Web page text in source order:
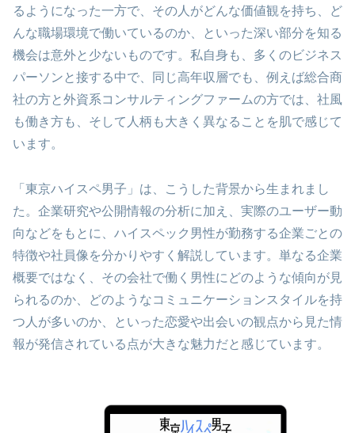
るようになった一方で、その人がどんな価値観を持ち、ど
んな職場環境で働いているのか、といった深い部分を知る
機会は意外と少ないものです。私自身も、多くのビジネス
パーソンと接する中で、同じ高年収層でも、例えば総合商
社の方と外資系コンサルティングファームの方では、社風
も働き方も、そして人柄も大きく異なることを肌で感じて
います。
「東京ハイスペ男子」は、こうした背景から生まれまし
た。企業研究や公開情報の分析に加え、実際のユーザー動
向などをもとに、ハイスペック男性が勤務する企業ごとの
特徴や社員像を分かりやすく解説しています。単なる企業
概要ではなく、その会社で働く男性にどのような傾向が見
られるのか、どのようなコミュニケーションスタイルを持
つ人が多いのか、といった恋愛や出会いの観点から見た情
報が発信されている点が大きな魅力だと感じています。